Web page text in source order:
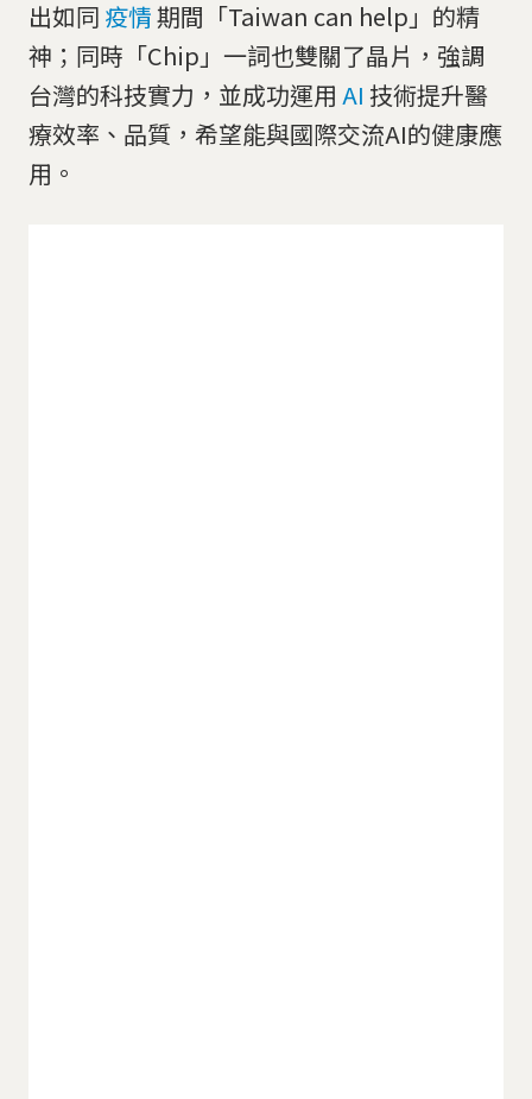
出如同 疫情期間「Taiwan can help」的精
神；同時「Chip」一詞也雙關了晶片，強調
台灣的科技實力，並成功運用 AI 技術提升醫
療效率、品質，希望能與國際交流AI的健康應
用。